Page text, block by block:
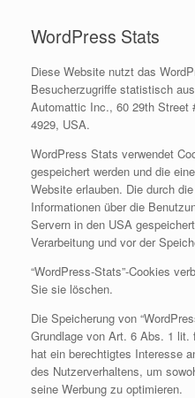
WordPress Stats
Diese Website nutzt das
Besucherzugriffe statistisch
Automattic Inc., 60 29th Street
4929, USA.
WordPress Stats verwendet
gespeichert werden und die
Website erlauben. Die durch
Informationen über die
Servern in den USA
Verarbeitung und vor der
“WordPress-Stats”-Cookies
Sie sie löschen.
Die Speicherung von
Grundlage von Art. 6 Abs. 1 lit.
hat ein berechtigtes Interesse
des Nutzerverhaltens, um
seine Werbung zu optimieren.